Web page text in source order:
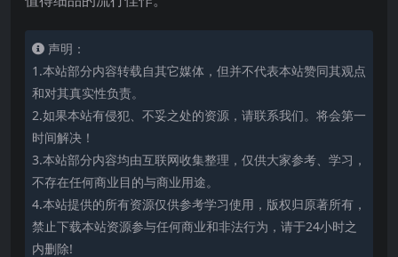
声明：
1.本站部分内容转载自其它媒体，但并不代表本站赞同其观点
和对其真实性负责。
2.如果本站有侵犯、不妥之处的资源，请联系我们。将会第一
时间解决！
3.本站部分内容均由互联网收集整理，仅供大家参考、学习，
不存在任何商业目的与商业用途。
4.本站提供的所有资源仅供参考学习使用，版权归原著所有，
禁止下载本站资源参与任何商业和非法行为，请于24小时之
内删除!